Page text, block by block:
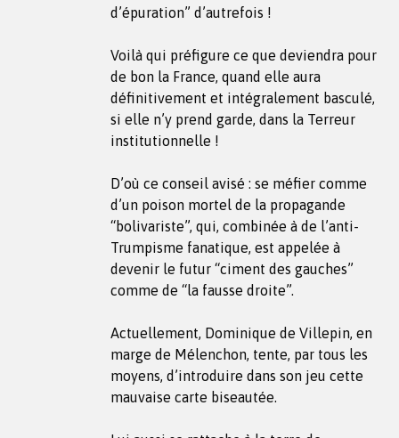
d’épuration” d’autrefois !
Voilà qui préfigure ce que deviendra pour
de bon la France, quand elle aura
définitivement et intégralement basculé,
si elle n’y prend garde, dans la Terreur
institutionnelle !
D’où ce conseil avisé : se méfier comme
d’un poison mortel de la propagande
“bolivariste”, qui, combinée à de l’anti-
Trumpisme fanatique, est appelée à
devenir le futur “ciment des gauches”
comme de “la fausse droite”.
Actuellement, Dominique de Villepin, en
marge de Mélenchon, tente, par tous les
moyens, d’introduire dans son jeu cette
mauvaise carte biseautée.